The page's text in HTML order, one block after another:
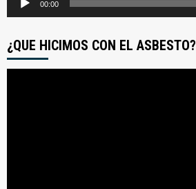
00:00
¿QUE HICIMOS CON EL ASBESTO?